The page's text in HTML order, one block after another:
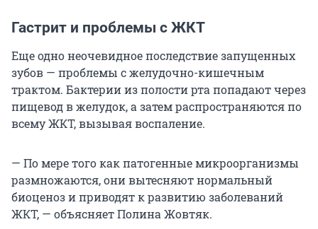
Гастрит и проблемы с ЖКТ
Еще одно неочевидное последствие запущенных
зубов — проблемы с желудочно-кишечным
трактом. Бактерии из полости рта попадают через
пищевод в желудок, а затем распространяются по
всему ЖКТ, вызывая воспаление.
— По мере того как патогенные микроорганизмы
размножаются, они вытесняют нормальный
биоценоз и приводят к развитию заболеваний
ЖКТ, — объясняет Полина Жовтяк.